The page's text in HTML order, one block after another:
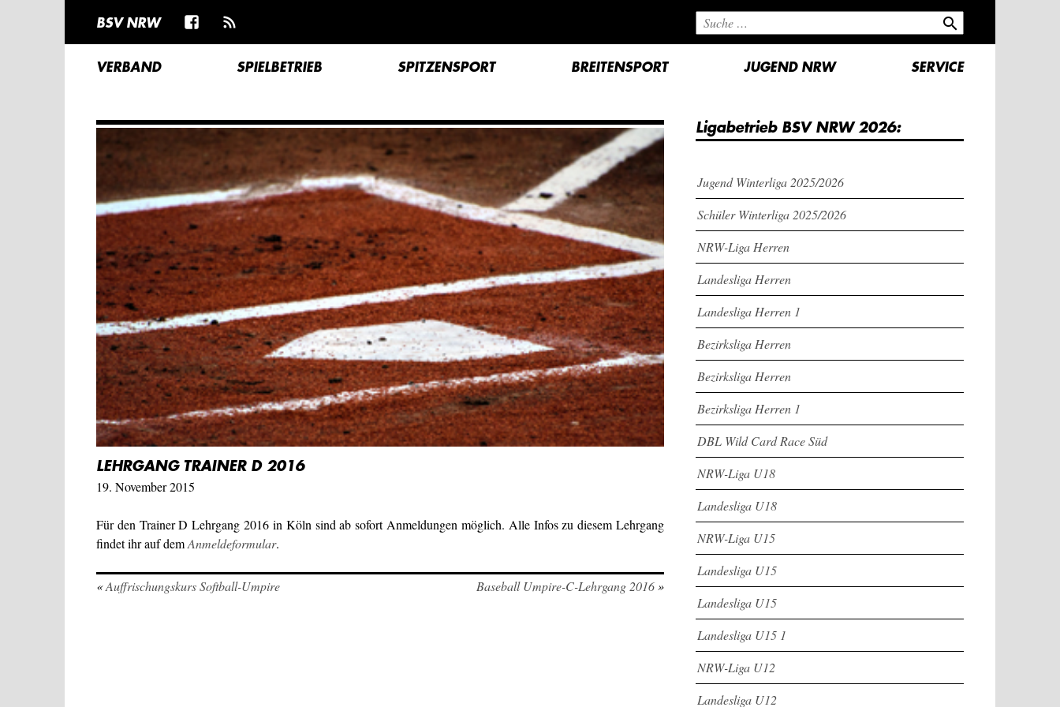
BSV NRW search
VERBAND SPIELBETRIEB SPITZENSPORT BREITENSPORT JUGEND NRW SERVICE
LEHRGANG TRAINER D 2016
19. November 2015
Für den Trainer D Lehrgang 2016 in Köln sind ab sofort Anmeldungen möglich. Alle Infos zu diesem Lehrgang
findet ihr auf demAnmeldeformular.
«Auffrischungskurs Softball-Umpire Baseball Umpire-C-Lehrgang 2016»
Ligabetrieb BSV NRW 2026:
Jugend Winterliga 2025/2026
Schüler Winterliga 2025/2026
NRW-Liga Herren
Landesliga Herren
Landesliga Herren 1
Bezirksliga Herren
Bezirksliga Herren
Bezirksliga Herren 1
DBL Wild Card Race Süd
NRW-Liga U18
Landesliga U18
NRW-Liga U15
Landesliga U15
Landesliga U15
Landesliga U15 1
NRW-Liga U12
Landesliga U12